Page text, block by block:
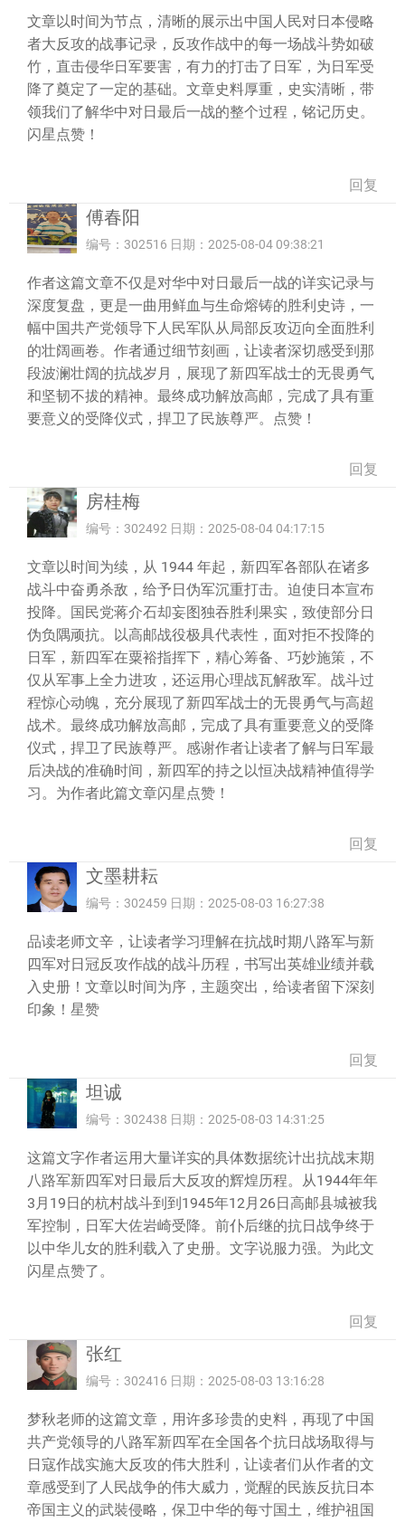
文章以时间为节点，清晰的展示出中国人民对日本侵略
者大反攻的战事记录，反攻作战中的每一场战斗势如破
竹，直击侵华日军要害，有力的打击了日军，为日军受
降了奠定了一定的基础。文章史料厚重，史实清晰，带
领我们了解华中对日最后一战的整个过程，铭记历史。
闪星点赞！
回复
傅春阳
编号：302516 日期：2025-08-04 09:38:21
作者这篇文章不仅是对华中对日最后一战的详实记录与
深度复盘，更是一曲用鲜血与生命熔铸的胜利史诗，一
幅中国共产党领导下人民军队从局部反攻迈向全面胜利
的壮阔画卷。作者通过细节刻画，让读者深切感受到那
段波澜壮阔的抗战岁月，展现了新四军战士的无畏勇气
和坚韧不拔的精神。最终成功解放高邮，完成了具有重
要意义的受降仪式，捍卫了民族尊严。点赞！
回复
房桂梅
编号：302492 日期：2025-08-04 04:17:15
文章以时间为续，从 1944 年起，新四军各部队在诸多
战斗中奋勇杀敌，给予日伪军沉重打击。迫使日本宣布
投降。国民党蒋介石却妄图独吞胜利果实，致使部分日
伪负隅顽抗。以高邮战役极具代表性，面对拒不投降的
日军，新四军在粟裕指挥下，精心筹备、巧妙施策，不
仅从军事上全力进攻，还运用心理战瓦解敌军。战斗过
程惊心动魄，充分展现了新四军战士的无畏勇气与高超
战术。最终成功解放高邮，完成了具有重要意义的受降
仪式，捍卫了民族尊严。感谢作者让读者了解与日军最
后决战的准确时间，新四军的持之以恒决战精神值得学
习。为作者此篇文章闪星点赞！
回复
文墨耕耘
编号：302459 日期：2025-08-03 16:27:38
品读老师文辛，让读者学习理解在抗战时期八路军与新
四军对日冠反攻作战的战斗历程，书写出英雄业绩并载
入史册！文章以时间为序，主题突出，给读者留下深刻
印象！星赞
回复
坦诚
编号：302438 日期：2025-08-03 14:31:25
这篇文字作者运用大量详实的具体数据统计出抗战末期
八路军新四军对日最后大反攻的辉煌历程。从1944年年
3月19日的杭村战斗到到1945年12月26日高邮县城被我
军控制，日军大佐岩崎受降。前仆后继的抗日战争终于
以中华儿女的胜利载入了史册。文字说服力强。为此文
闪星点赞了。
回复
张红
编号：302416 日期：2025-08-03 13:16:28
梦秋老师的这篇文章，用许多珍贵的史料，再现了中国
共产党领导的八路军新四军在全国各个抗日战场取得与
日寇作战实施大反攻的伟大胜利，让读者们从作者的文
章感受到了人民战争的伟大威力，觉醒的民族反抗日本
帝国主义的武裝侵略，保卫中华的每寸国土，维护祖国